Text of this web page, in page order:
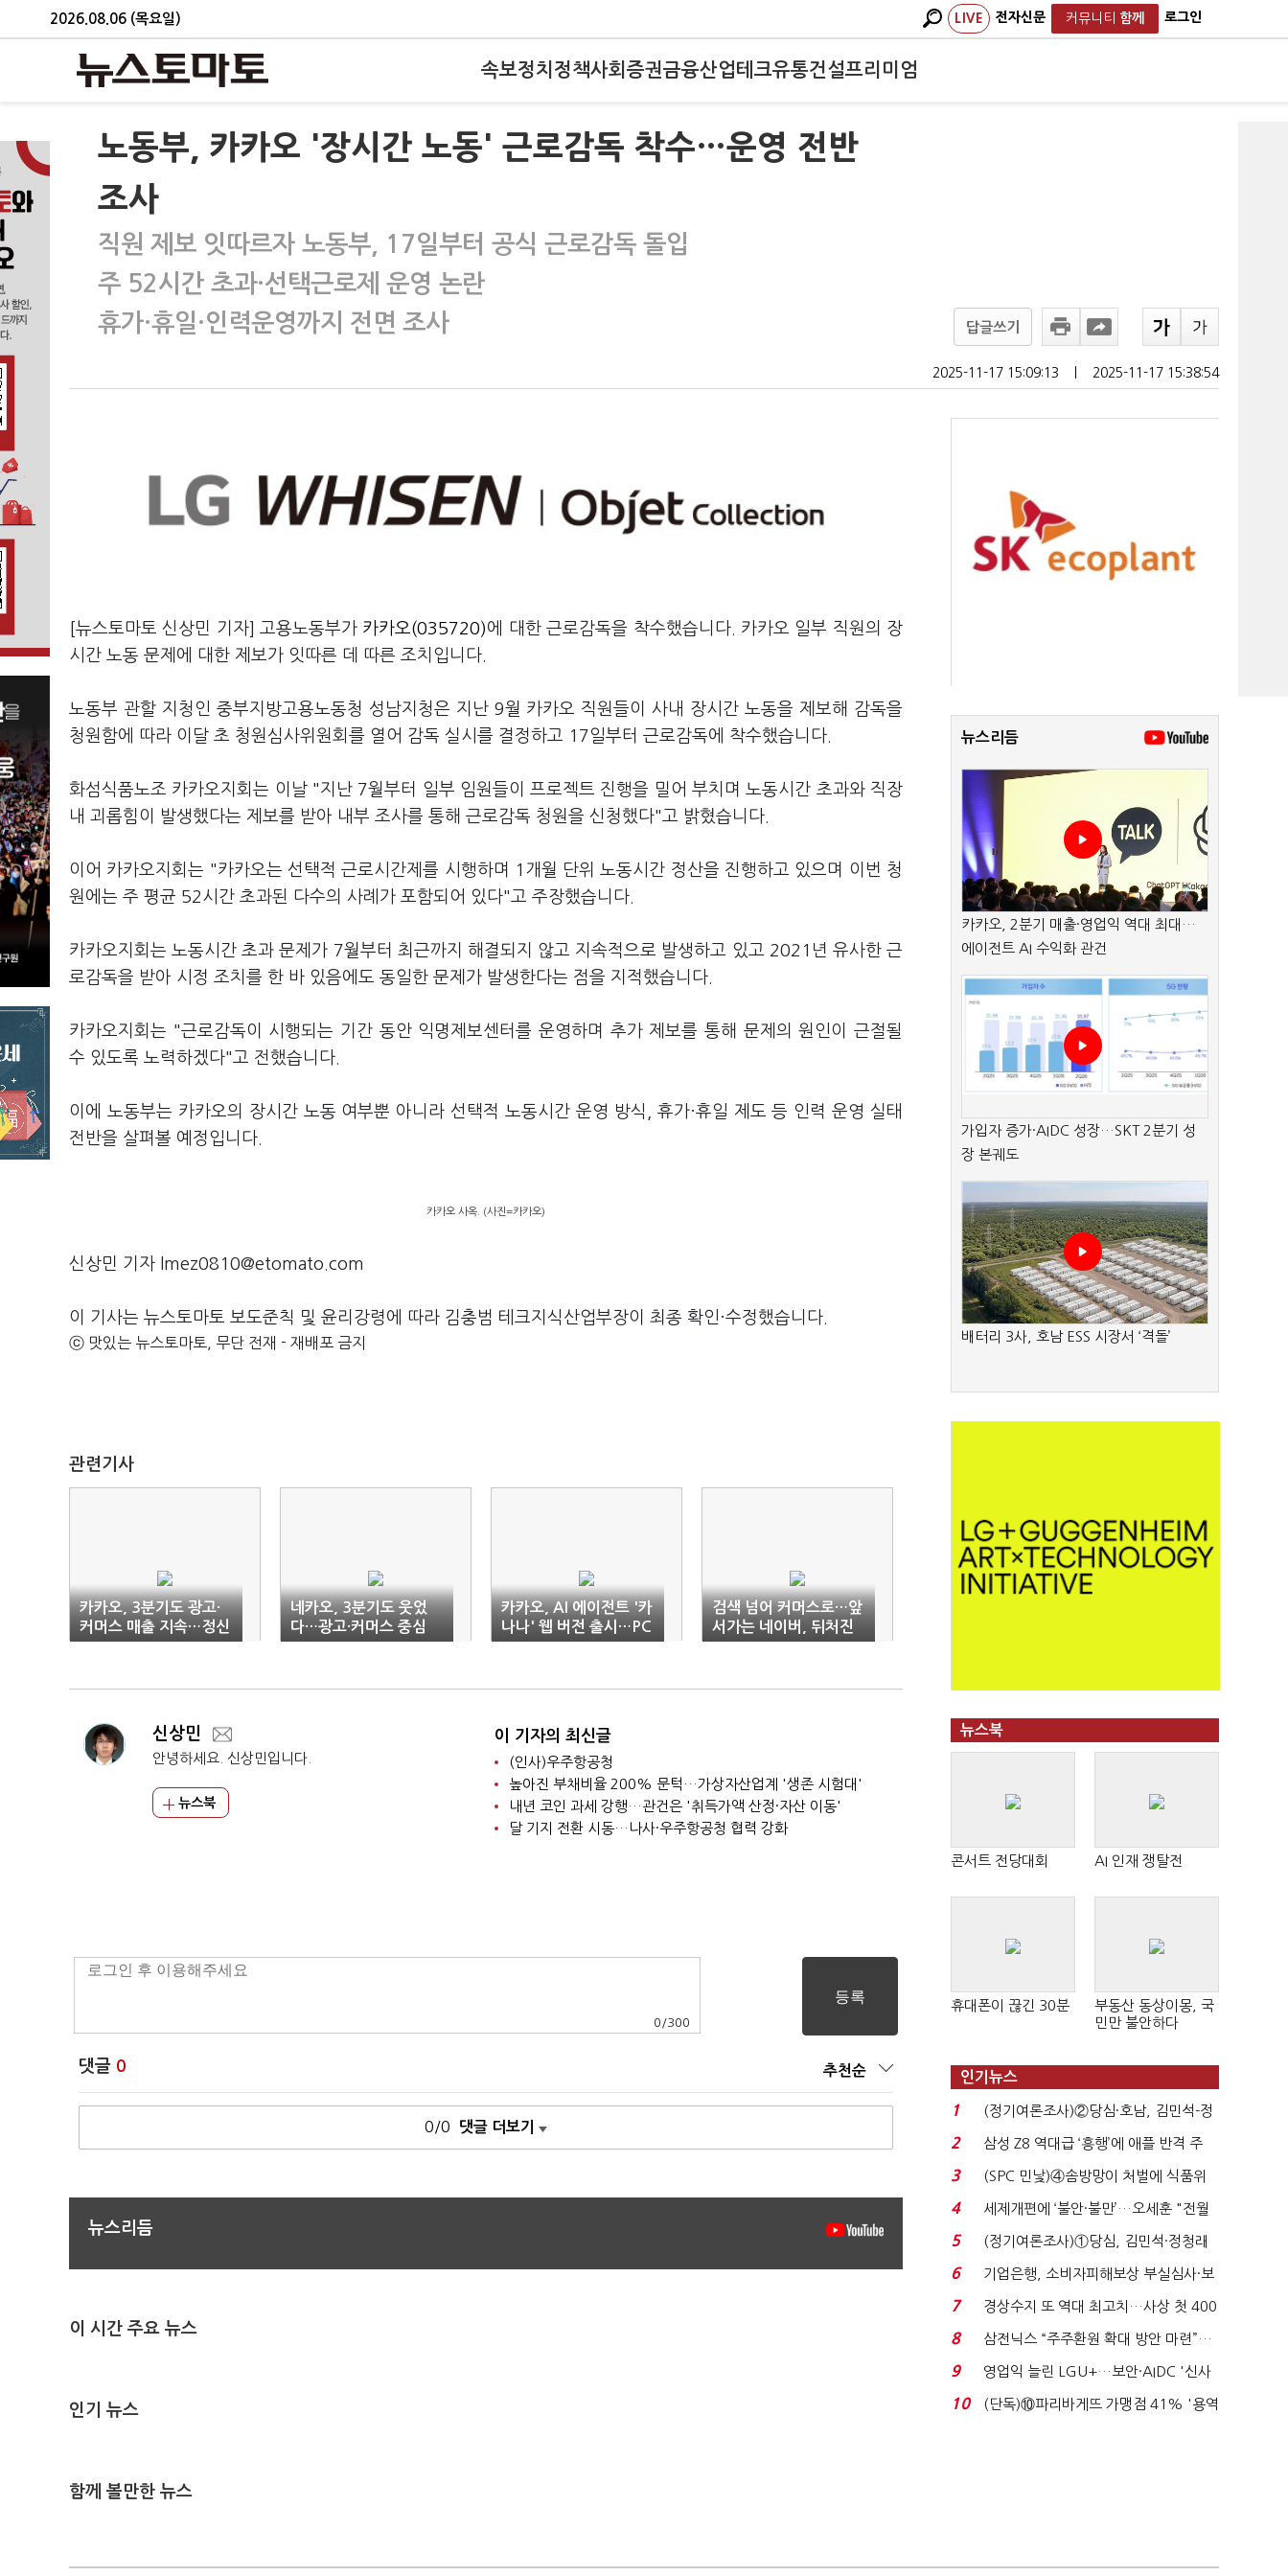
2026.08.06 (목요일) LIVE 전자신문 커뮤니티 함께 로그인
속보정치 정책사회 증권금융산업테크유통건설프리미엄
노동부, 카카오 '장시간 노동' 근로감독 착수…운영 전반
조사
직원 제보 잇따르자 노동부, 17일부터 공식 근로감독 돌입
주 52시간 초과·선택근로제 운영 논란
휴가·휴일·인력운영까지 전면 조사
답글쓰기
2025-11-17 15:09:13 2025-11-17 15:38:54
[뉴스토마토 신상민 기자] 고용노동부가 카카오(035720)에 대한 근로감독을 착수했습니다. 카카오 일부 직원의 장
시간 노동 문제에 대한 제보가 잇따른 데 따른 조치입니다.
노동부 관할 지청인 중부지방고용노동청 성남지청은 지난 9월 카카오 직원들이 사내 장시간 노동을 제보해 감독을
청원함에 따라 이달 초 청원심사위원회를 열어 감독 실시를 결정하고 17일부터 근로감독에 착수했습니다.
화섬식품노조 카카오지회는 이날 "지난 7월부터 일부 임원들이 프로젝트 진행을 밀어 부치며 노동시간 초과와 직장
내 괴롭힘이 발생했다는 제보를 받아 내부 조사를 통해 근로감독 청원을 신청했다"고 밝혔습니다.
이어 카카오지회는 "카카오는 선택적 근로시간제를 시행하며 1개월 단위 노동시간 정산을 진행하고 있으며 이번 청
원에는 주 평균 52시간 초과된 다수의 사례가 포함되어 있다"고 주장했습니다.
카카오지회는 노동시간 초과 문제가 7월부터 최근까지 해결되지 않고 지속적으로 발생하고 있고 2021년 유사한 근
로감독을 받아 시정 조치를 한 바 있음에도 동일한 문제가 발생한다는 점을 지적했습니다.
카카오지회는 "근로감독이 시행되는 기간 동안 익명제보센터를 운영하며 추가 제보를 통해 문제의 원인이 근절될
수 있도록 노력하겠다"고 전했습니다.
이에 노동부는 카카오의 장시간 노동 여부뿐 아니라 선택적 노동시간 운영 방식, 휴가·휴일 제도 등 인력 운영 실태
전반을 살펴볼 예정입니다.
카카오 사옥. (사진=카카오)
신상민 기자 lmez0810@etomato.com
이 기사는 뉴스토마토 보도준칙 및 윤리강령에 따라 김충범 테크지식산업부장이 최종 확인·수정했습니다.
ⓒ 맛있는 뉴스토마토, 무단 전재 - 재배포 금지
관련기사
카카오, 3분기도 광고·
커머스 매출 지속…정신
아 "내년부터 AI, 신규
네카오, 3분기도 웃었
다…광고·커머스 중심
성장
카카오, AI 에이전트 '카
나나' 웹 버전 출시…PC
중심 생태계 확장 시동
검색 넘어 커머스로…앞
서가는 네이버, 뒤처진
카카오
신상민
안녕하세요. 신상민입니다.
뉴스북
이 기자의 최신글
(인사)우주항공청
높아진 부채비율 200% 문턱…가상자산업계 '생존 시험대'
내년 코인 과세 강행…관건은 '취득가액 산정·자산 이동'
달 기지 전환 시동…나사·우주항공청 협력 강화
0 /300
댓글 0 추천순
0/0 댓글 더보기
뉴스리듬
이 시간 주요 뉴스
인기 뉴스
함께 볼만한 뉴스
뉴스리듬
카카오, 2분기 매출·영업익 역대 최대…
에이전트 AI 수익화 관건
가입자 증가·AIDC 성장…SKT 2분기 성
장 본궤도
배터리 3사, 호남 ESS 시장서 ‘격돌’
뉴스북
콘서트 전당대회 AI 인재 쟁탈전
휴대폰이 끊긴 30분
부동산 동상이몽, 국
민만 불안하다
인기뉴스
1
(정기여론조사)②당심·호남, 김민석-정
청래 '초접전'...
2
삼성 Z8 역대급 ‘흥행’에 애플 반격 주
목…9월 ‘폴...
3
(SPC 민낯)④솜방망이 처벌에 식품위
생법 위반 반복...
4
세제개편에 ‘불안·불만’…오세훈 "전월
세 구하기 더 ...
5
(정기여론조사)①당심, 김민석·정청래
'초접전'…대통령 ...
6
기업은행, 소비자피해보상 부실심사·보
이스피싱 공시 ...
7
경상수지 또 역대 최고치…사상 첫 400
억달러에 '3% 성...
8
삼전닉스 “주주환원 확대 방안 마련”…
로이터에 성명...
9
영업익 늘린 LGU+…보안·AIDC '신사
업 드라이브'...
10
(단독)⑩파리바게뜨 가맹점 41% '용역